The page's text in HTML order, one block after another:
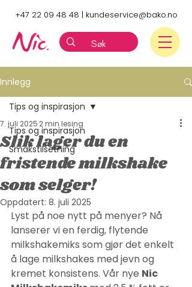
+47 22 09 48 48 | kundeservice@bako.no
Innlegg
Tips og inspirasjon
Smakstilsetning
Tips og inspirasjon
Slik lager du en
fristende milkshake
som selger!
7. juli 2025 2 min lesing
Oppdatert: 8. juli 2025
Lyst på noe nytt på menyer? Nå
lanserer vi en ferdig, flytende
milkshakemiks som gjør det enkelt
å lage milkshakes med jevn og
kremet konsistens. Vår nye Nic